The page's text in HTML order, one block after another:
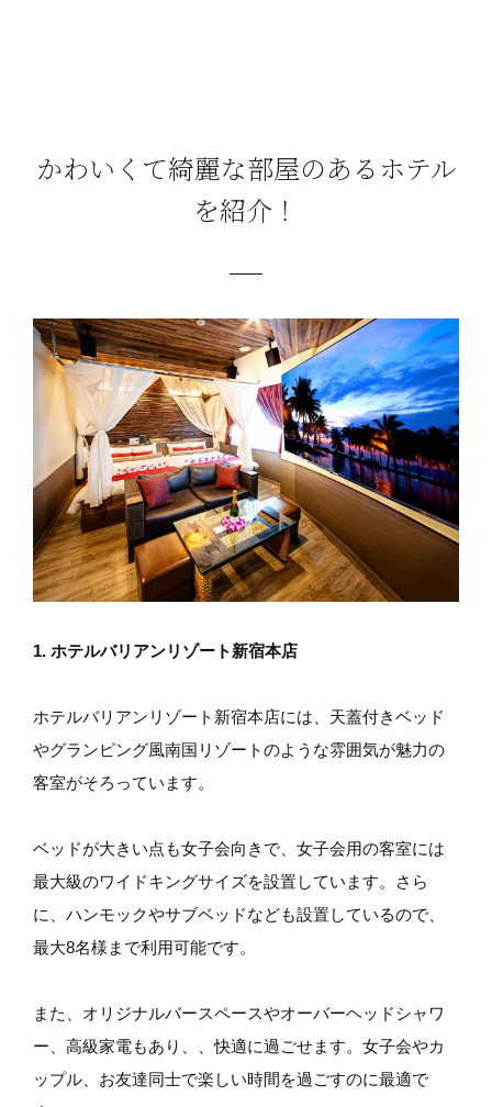
かわいくて綺麗な部屋のあるホテル
を紹介！
1. ホテルバリアンリゾート新宿本店
ホテルバリアンリゾート新宿本店には、天蓋付きベッド
やグランピング風南国リゾートのような雰囲気が魅力の
客室がそろっています。
ベッドが大きい点も女子会向きで、女子会用の客室には
最大級のワイドキングサイズを設置しています。さら
に、ハンモックやサブベッドなども設置しているので、
最大8名様まで利用可能です。
また、オリジナルバースペースやオーバーヘッドシャワ
ー、高級家電もあり、、快適に過ごせます。女子会やカ
ップル、お友達同士で楽しい時間を過ごすのに最適で